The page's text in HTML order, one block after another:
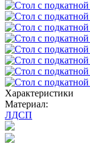
Характеристики
Материал:
ЛДСП